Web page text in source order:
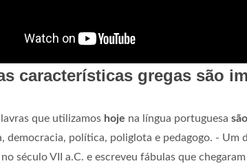
características gregas são
que utilizamos hoje na língua portuguesa são
democracia, política, poliglota e pedagogo. - Um
século VII a.C. e escreveu fábulas que chegaram